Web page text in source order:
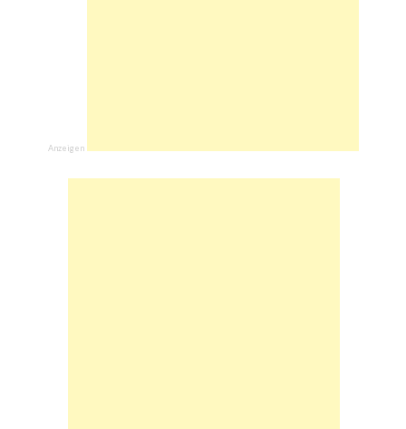
Anzeigen